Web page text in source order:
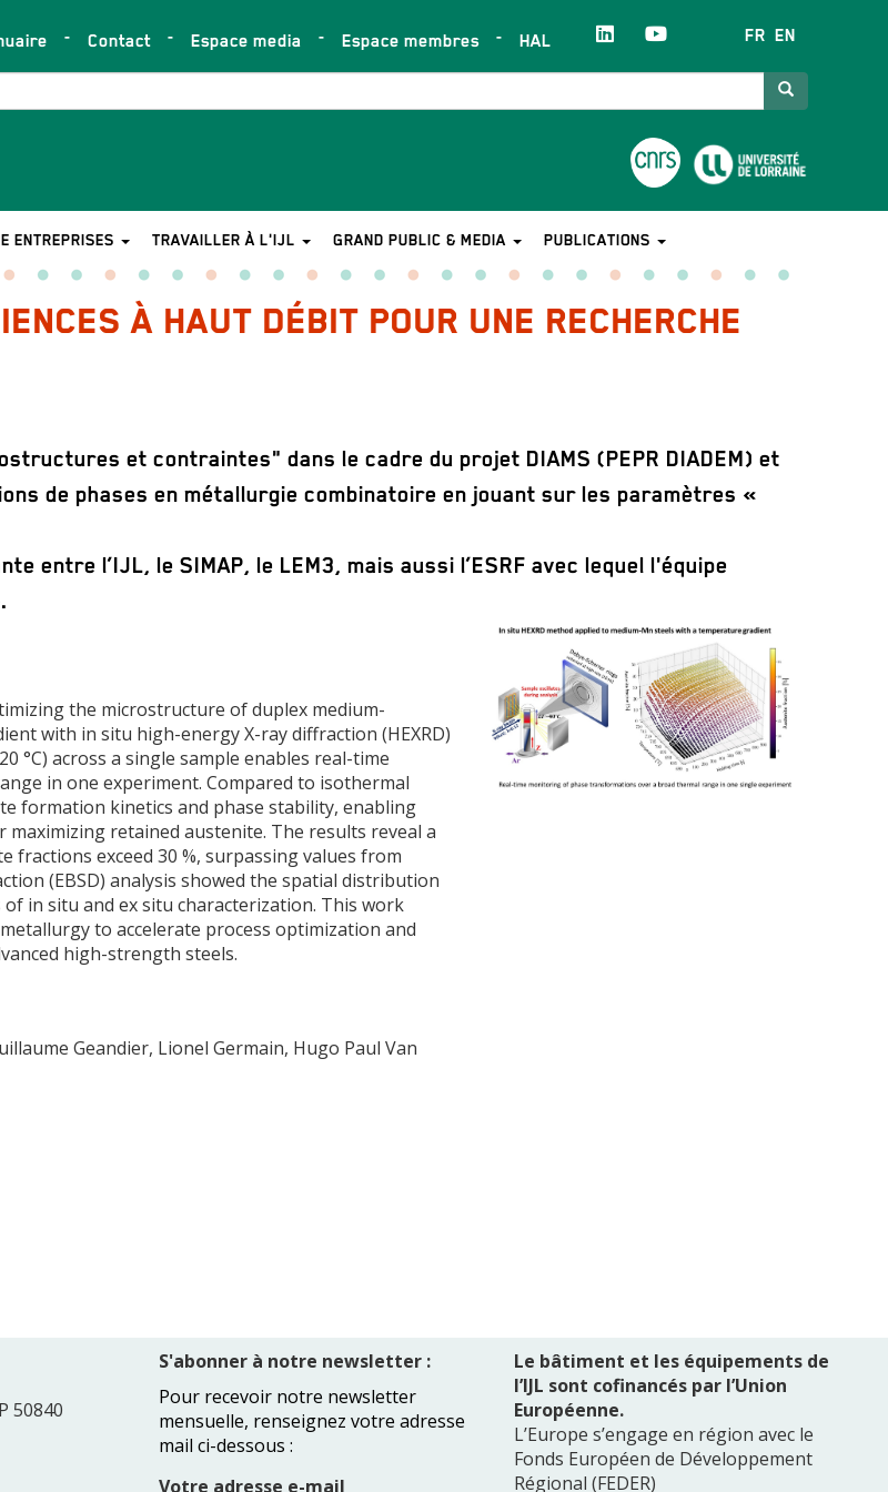
Contact Espace media Espace membres HAL FR EN
Search
ENTREPRISES TRAVAILLER À L'IJL GRAND PUBLIC & MEDIA PUBLICATIONS
À HAUT DÉBIT POUR UNE RECHERCHE
et contraintes" dans le cadre du projet DIAMS (PEPR DIADEM) et
de phases en métallurgie combinatoire en jouant sur les paramètres «
entre l’IJL, le SIMAP, le LEM3, mais aussi l’ESRF avec lequel l'équipe
the microstructure of duplex medium-
with in situ high-energy X-ray diffraction (HEXRD)
°C) across a single sample enables real-time
in one experiment. Compared to isothermal
formation kinetics and phase stability, enabling
retained austenite. The results reveal a
fractions exceed 30 %, surpassing values from
(EBSD) analysis showed the spatial distribution
in situ and ex situ characterization. This work
to accelerate process optimization and
high-strength steels.
Geandier, Lionel Germain, Hugo Paul Van
Image
50840
S'abonner à notre newsletter :
Pour recevoir notre newsletter
mensuelle, renseignez votre adresse
mail ci-dessous :
Votre adresse e-mail
Le bâtiment et les équipements de
l’IJL sont cofinancés par l’Union
Européenne.
L’Europe s’engage en région avec le
Fonds Européen de Développement
Régional (FEDER)